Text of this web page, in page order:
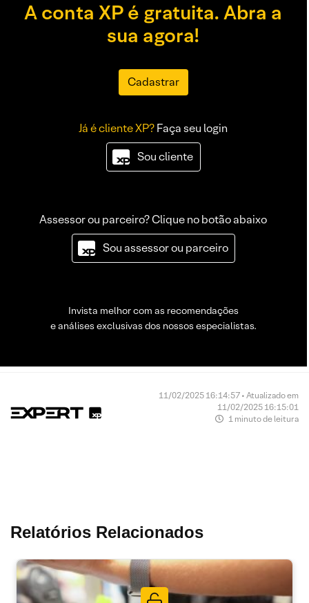
A conta XP é gratuita. Abra a
sua agora!
Cadastrar
Já é cliente XP?Faça seu login
Sou cliente
Assessor ou parceiro? Clique no botão abaixo
Sou assessor ou parceiro
Invista melhor com as recomendações
e análises exclusivas dos nossos especialistas.
11/02/2025 16:14:57 • Atualizado em
11/02/2025 16:15:01
1 minuto de leitura
Relatórios Relacionados